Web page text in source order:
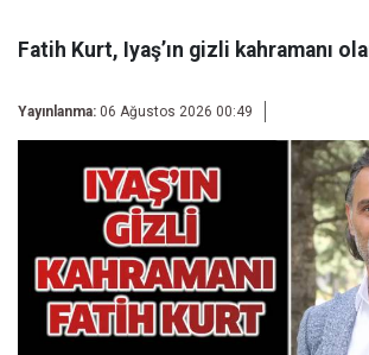
Fatih Kurt, Iyaş’ın gizli kahramanı
Yayınlanma: 06 Ağustos 2026 00:49